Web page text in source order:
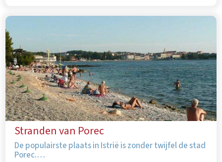
Stranden van Porec
De populairste plaats in Istrië is zonder twijfel de stad
Porec.…